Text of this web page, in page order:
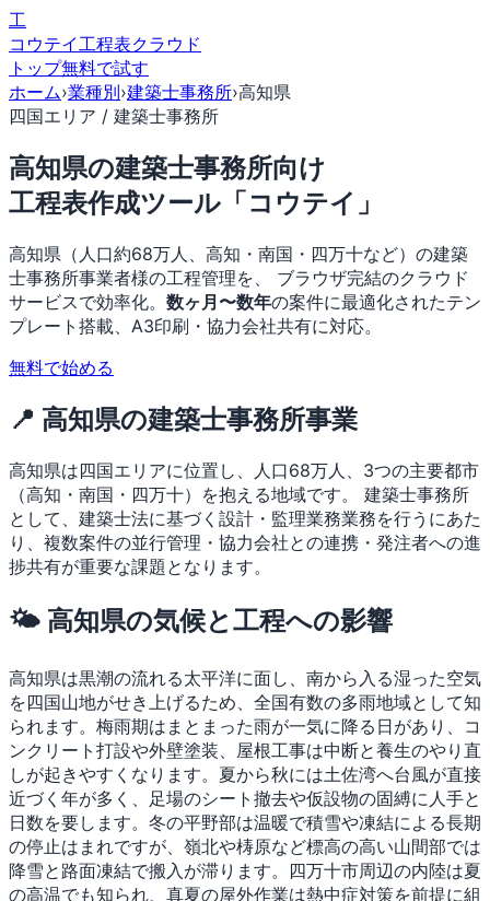
工
コウテイ工程表クラウド
トップ無料で試す
ホーム›業種別›建築士事務所›高知県
四国エリア / 建築士事務所
高知県の建築士事務所向け
工程表作成ツール「コウテイ」
高知県（人口約68万人、高知・南国・四万十など）の建築
士事務所事業者様の工程管理を、 ブラウザ完結のクラウド
サービスで効率化。 数ヶ月〜数年の案件に最適化されたテン
プレート搭載、A3印刷・協力会社共有に対応。
無料で始める
📍 高知県の建築士事務所事業
高知県は四国エリアに位置し、人口68万人、3つの主要都市
（高知・南国・四万十）を抱える地域です。 建築士事務所
として、建築士法に基づく設計・監理業務業務を行うにあた
り、複数案件の並行管理・協力会社との連携・発注者への進
捗共有が重要な課題となります。
🌤 高知県の気候と工程への影響
高知県は黒潮の流れる太平洋に面し、南から入る湿った空気
を四国山地がせき上げるため、全国有数の多雨地域として知
られます。梅雨期はまとまった雨が一気に降る日があり、コ
ンクリート打設や外壁塗装、屋根工事は中断と養生のやり直
しが起きやすくなります。夏から秋には土佐湾へ台風が直接
近づく年が多く、足場のシート撤去や仮設物の固縛に人手と
日数を要します。冬の平野部は温暖で積雪や凍結による長期
の停止はまれですが、嶺北や梼原など標高の高い山間部では
降雪と路面凍結で搬入が滞ります。四万十市周辺の内陸は夏
の高温でも知られ、真夏の屋外作業は熱中症対策を前提に組